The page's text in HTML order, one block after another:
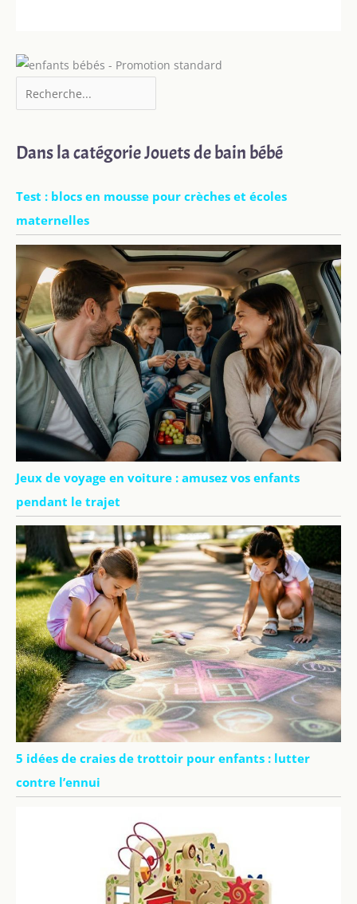
Dans la catégorie Jouets de bain bébé
Test : blocs en mousse pour crèches et écoles
maternelles
Jeux de voyage en voiture : amusez vos enfants
pendant le trajet
5 idées de craies de trottoir pour enfants : lutter
contre l’ennui